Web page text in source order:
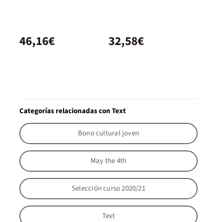
46,16€ 32,58€
Categorías relacionadas con Text
Bono cultural joven
May the 4th
Selección curso 2020/21
Text